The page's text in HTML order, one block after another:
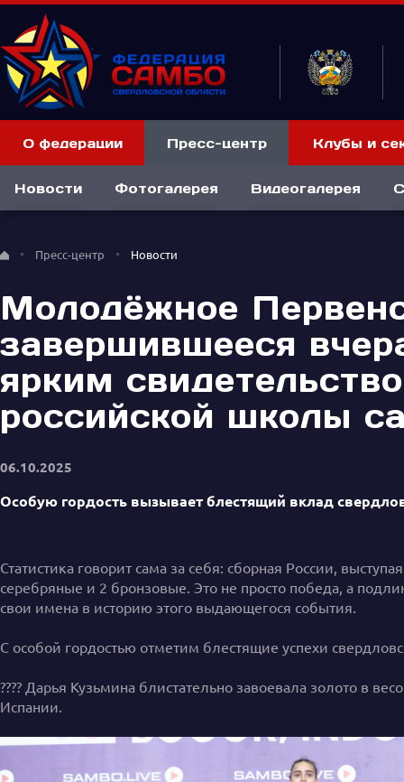
О федерации Пресс-центр
Новости Фотогалерея Видеогалерея
Клубы и
Пресс-центр Новости
Молодёжное
завершившееся
ярким
российской школы
06.10.2025
Особую гордость вызывает блестящий вклад
Статистика говорит сама за себя: сборная России,
серебряные и 2 бронзовые. Это не просто победа, а
свои имена в историю этого выдающегося события.
С особой гордостью отметим блестящие успехи
???? Дарья Кузьмина блистательно завоевала золото в
Испании.